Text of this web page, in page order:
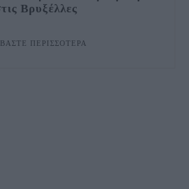
Βρυξέλλες
ΠΕΡΙΣΣΌΤΕΡΑ